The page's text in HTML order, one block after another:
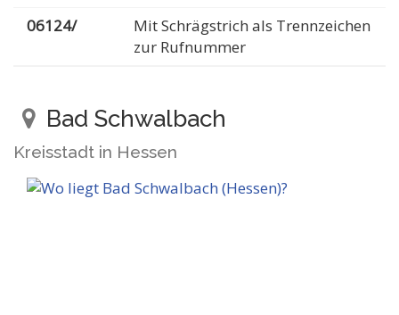
06124/
Mit Schrägstrich als Trennzeichen
zur Rufnummer
Bad Schwalbach
Kreisstadt in Hessen